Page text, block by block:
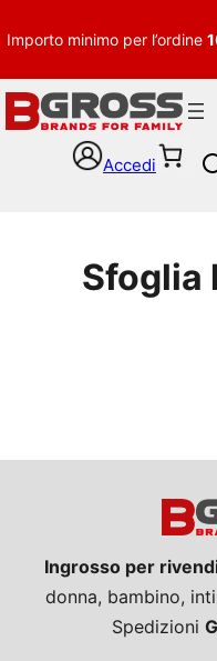
Importo minimo per l’ordine
Accedi
Sfoglia
Ingrosso per
donna, bambino,
Spedizioni